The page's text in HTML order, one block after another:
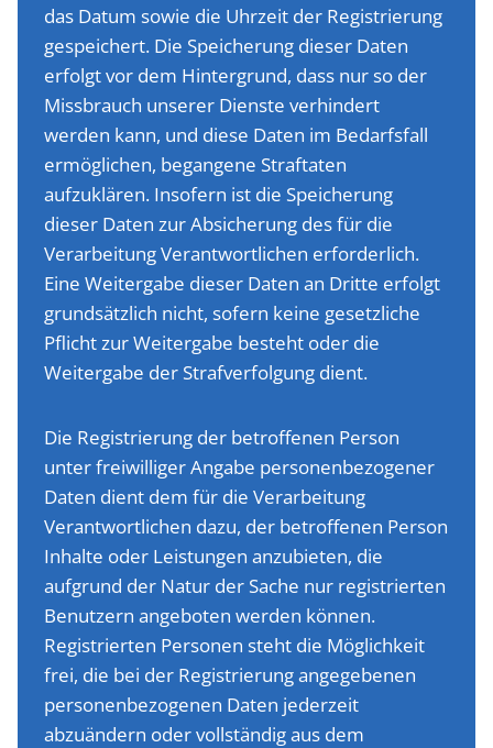
das Datum sowie die Uhrzeit der Registrierung
gespeichert. Die Speicherung dieser Daten
erfolgt vor dem Hintergrund, dass nur so der
Missbrauch unserer Dienste verhindert
werden kann, und diese Daten im Bedarfsfall
ermöglichen, begangene Straftaten
aufzuklären. Insofern ist die Speicherung
dieser Daten zur Absicherung des für die
Verarbeitung Verantwortlichen erforderlich.
Eine Weitergabe dieser Daten an Dritte erfolgt
grundsätzlich nicht, sofern keine gesetzliche
Pflicht zur Weitergabe besteht oder die
Weitergabe der Strafverfolgung dient.
Die Registrierung der betroffenen Person
unter freiwilliger Angabe personenbezogener
Daten dient dem für die Verarbeitung
Verantwortlichen dazu, der betroffenen Person
Inhalte oder Leistungen anzubieten, die
aufgrund der Natur der Sache nur registrierten
Benutzern angeboten werden können.
Registrierten Personen steht die Möglichkeit
frei, die bei der Registrierung angegebenen
personenbezogenen Daten jederzeit
abzuändern oder vollständig aus dem